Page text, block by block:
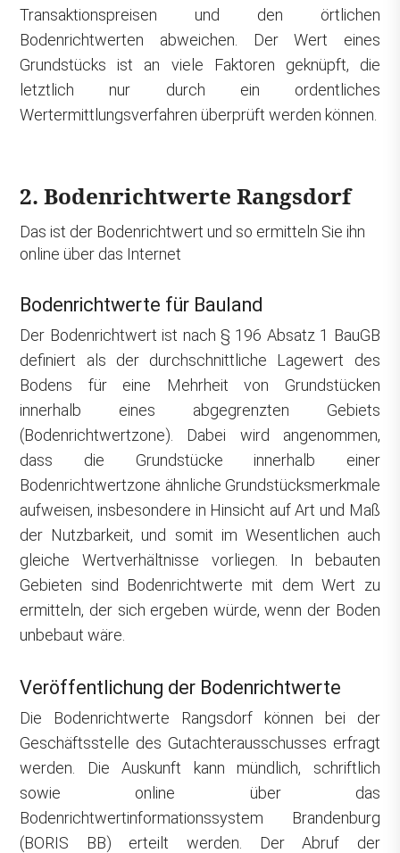
Transaktionspreisen und den örtlichen
Bodenrichtwerten abweichen. Der Wert eines
Grundstücks ist an viele Faktoren geknüpft, die
letztlich nur durch ein ordentliches
Wertermittlungsverfahren überprüft werden können.
2. Bodenrichtwerte Rangsdorf
Das ist der Bodenrichtwert und so ermitteln Sie ihn
online über das Internet
Bodenrichtwerte für Bauland
Der Bodenrichtwert ist nach § 196 Absatz 1 BauGB
definiert als der durchschnittliche Lagewert des
Bodens für eine Mehrheit von Grundstücken
innerhalb eines abgegrenzten Gebiets
(Bodenrichtwertzone). Dabei wird angenommen,
dass die Grundstücke innerhalb einer
Bodenrichtwertzone ähnliche Grundstücksmerkmale
aufweisen, insbesondere in Hinsicht auf Art und Maß
der Nutzbarkeit, und somit im Wesentlichen auch
gleiche Wertverhältnisse vorliegen. In bebauten
Gebieten sind Bodenrichtwerte mit dem Wert zu
ermitteln, der sich ergeben würde, wenn der Boden
unbebaut wäre.
Veröffentlichung der Bodenrichtwerte
Die Bodenrichtwerte Rangsdorf können bei der
Geschäftsstelle des Gutachterausschusses erfragt
werden. Die Auskunft kann mündlich, schriftlich
sowie online über das
Bodenrichtwertinformationssystem Brandenburg
(BORIS BB) erteilt werden. Der Abruf der